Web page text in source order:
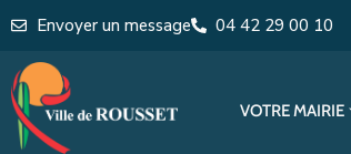
Envoyer un message 04 42 29 00 10
VOTRE MAIRIE